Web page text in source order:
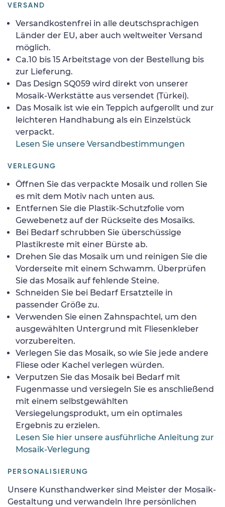
VERSAND
Versandkostenfrei in alle deutschsprachigen
Länder der EU, aber auch weltweiter Versand
möglich.
Ca.10 bis 15 Arbeitstage von der Bestellung bis
zur Lieferung.
Das Design SQ059 wird direkt von unserer
Mosaik-Werkstätte aus versendet (Türkei).
Das Mosaik ist wie ein Teppich aufgerollt und zur
leichteren Handhabung als ein Einzelstück
verpackt.
Lesen Sie unsere Versandbestimmungen
VERLEGUNG
Öffnen Sie das verpackte Mosaik und rollen Sie
es mit dem Motiv nach unten aus.
Entfernen Sie die Plastik-Schutzfolie vom
Gewebenetz auf der Rückseite des Mosaiks.
Bei Bedarf schrubben Sie überschüssige
Plastikreste mit einer Bürste ab.
Drehen Sie das Mosaik um und reinigen Sie die
Vorderseite mit einem Schwamm. Überprüfen
Sie das Mosaik auf fehlende Steine.
Schneiden Sie bei Bedarf Ersatzteile in
passender Größe zu.
Verwenden Sie einen Zahnspachtel, um den
ausgewählten Untergrund mit Fliesenkleber
vorzubereiten.
Verlegen Sie das Mosaik, so wie Sie jede andere
Fliese oder Kachel verlegen würden.
Verputzen Sie das Mosaik bei Bedarf mit
Fugenmasse und versiegeln Sie es anschließend
mit einem selbstgewählten
Versiegelungsprodukt, um ein optimales
Ergebnis zu erzielen.
Lesen Sie hier unsere ausführliche Anleitung zur
Mosaik-Verlegung
PERSONALISIERUNG
Unsere Kunsthandwerker sind Meister der Mosaik-
Gestaltung und verwandeln Ihre persönlichen